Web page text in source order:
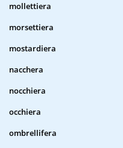
mollettiera
morsettiera
mostardiera
nacchera
nocchiera
occhiera
ombrellifera